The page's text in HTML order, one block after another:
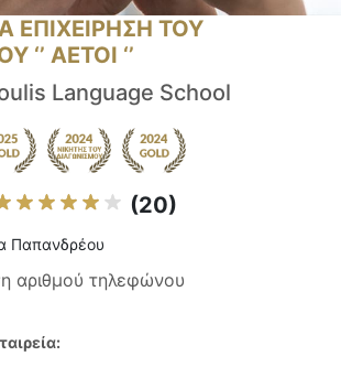
ΕΠΙΧΕΙΡΗΣΗ ΤΟΥ
‘’ ΑΕΤΟΙ ‘’
Language School
(20)
Παπανδρέου
αριθμού τηλεφώνου